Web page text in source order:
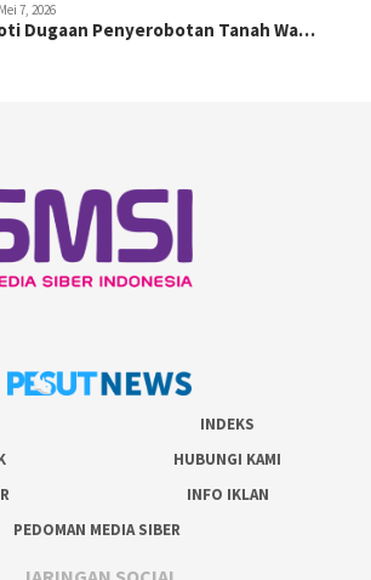
Mei 7, 2026
Dugaan Penyerobotan Tanah Wa…
INDEKS
HUBUNGI KAMI
INFO IKLAN
PEDOMAN MEDIA SIBER